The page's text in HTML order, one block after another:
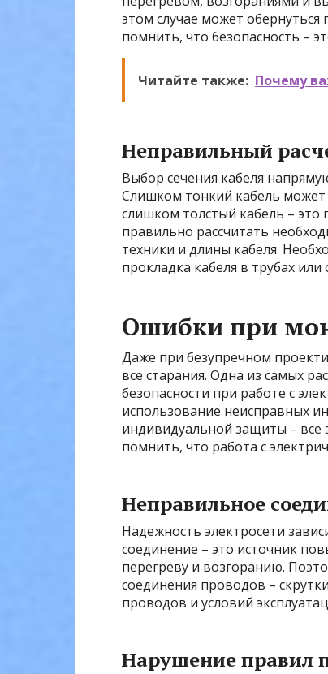
этом случае может
помнить, что безопасность –
Читайте также: Почему
Неправильный
Выбор сечения кабеля
Слишком тонкий кабель может
слишком толстый кабель –
правильно рассчитать
техники и длины кабеля.
прокладка кабеля в трубах
Ошибки при
Даже при безупречном
все старания. Одна из самых
безопасности при работе с
использование неисправных
индивидуальной защиты –
помнить, что работа с
Неправильное
Надежность электросети
соединение – это источник
перегреву и возгоранию.
соединения проводов –
проводов и условий
Нарушение правил